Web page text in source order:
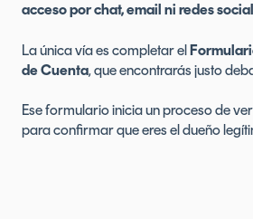
acceso por chat, email ni redes
La única vía es completar el
de Cuenta, que encontrarás justo
Ese formulario inicia un proceso de
para confirmar que eres el dueño